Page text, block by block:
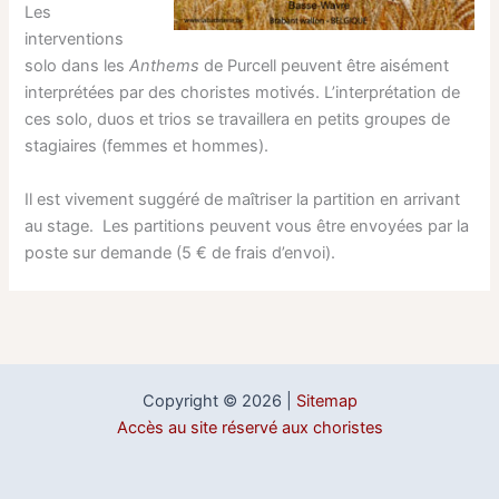
Les
interventions
solo dans lesAnthems de Purcell peuvent être aisément
interprétées par des choristes motivés. L’interprétation de
ces solo, duos et trios se travaillera en petits groupes de
stagiaires (femmes et hommes).
Il est vivement suggéré de maîtriser la partition en arrivant
au stage. Les partitions peuvent vous être envoyées par la
poste sur demande (5 € de frais d’envoi).
Copyright © 2026 | Sitemap
Accès au site réservé aux choristes